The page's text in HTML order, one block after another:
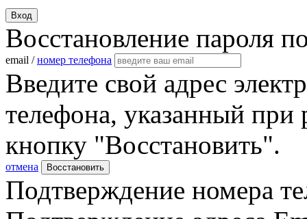
Вход
Восстановление пароля
email /номер телефона
Введите свой адрес
телефона, указанный при
кнопку "Восстановить".
отмена Восстановить
Подтверждение номера